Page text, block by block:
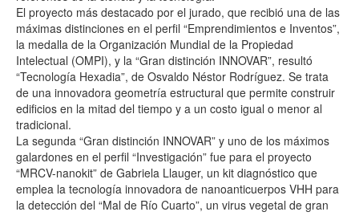
El proyecto más destacado por el jurado, que recibió una de las
máximas distinciones en el perfil “Emprendimientos e Inventos”,
la medalla de la Organización Mundial de la Propiedad
Intelectual (OMPI), y la “Gran distinción INNOVAR”, resultó
“Tecnología Hexadia”, de Osvaldo Néstor Rodríguez. Se trata
de una innovadora geometría estructural que permite construir
edificios en la mitad del tiempo y a un costo igual o menor al
tradicional.
La segunda “Gran distinción INNOVAR” y uno de los máximos
galardones en el perfil “Investigación” fue para el proyecto
“MRCV-nanokit” de Gabriela Llauger, un kit diagnóstico que
emplea la tecnología innovadora de nanoanticuerpos VHH para
la detección del “Mal de Río Cuarto”, un virus vegetal de gran